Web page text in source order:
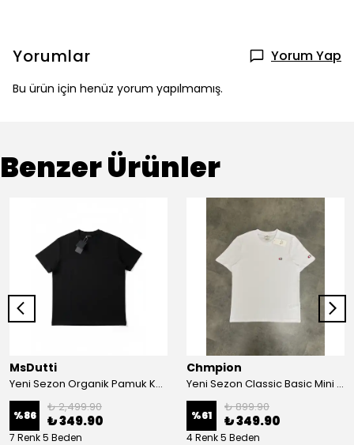
Yorumlar Yorum Yap
Bu ürün için henüz yorum yapılmamış.
Benzer Ürünler
MsDutti
Yeni Sezon Organik Pamuk Kalın Kumaş Essential Logo T-shirt
%86
₺ 2,499.90
₺ 349.90
7 Renk 5 Beden
Chmpion
Yeni Sezon Classic Basic Mini Logo T-shirt
%61
₺ 899.90
₺ 349.90
4 Renk 5 Beden